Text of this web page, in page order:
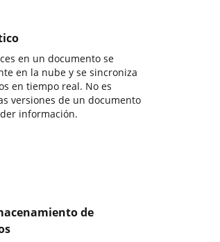
en un documento se
en la nube y se sincroniza
en tiempo real. No es
versiones de un documento
información.
de